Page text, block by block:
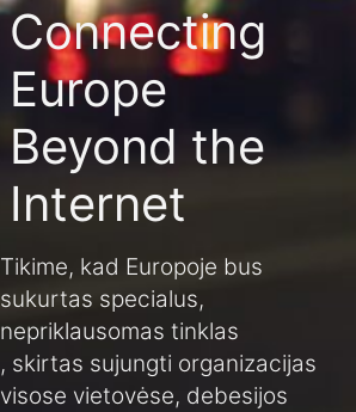
Connecting
Europe
Beyond the
Internet
Tikime, kad Europoje bus
sukurtas specialus,
nepriklausomas tinklas
, skirtas sujungti organizacijas
visose vietovėse, debesijos